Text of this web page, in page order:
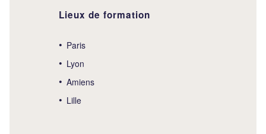
Lieux de formation
Paris
Lyon
Amiens
Lille